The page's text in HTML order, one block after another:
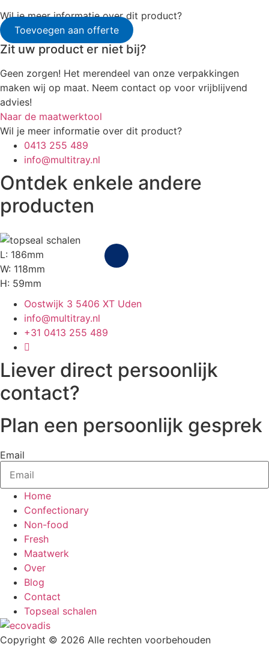
Wil je meer informatie over dit product?
Toevoegen aan offerte
Zit uw product er niet bij?
Geen zorgen! Het merendeel van onze verpakkingen
maken wij op maat. Neem contact op voor vrijblijvend
advies!
Naar de maatwerktool
Wil je meer informatie over dit product?
0413 255 489
info@multitray.nl
Ontdek enkele andere
producten
L: 186mm
W: 118mm
H: 59mm
Oostwijk 3 5406 XT Uden
info@multitray.nl
+31 0413 255 489
Liever direct persoonlijk
contact?
Plan een persoonlijk gesprek
Email
Home
Confectionary
Non-food
Fresh
Maatwerk
Over
Blog
Contact
Topseal schalen
Copyright © 2026 Alle rechten voorbehouden